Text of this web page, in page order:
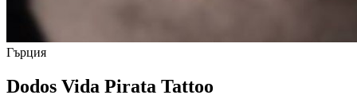
Гърция
Dodos Vida Pirata Tattoo